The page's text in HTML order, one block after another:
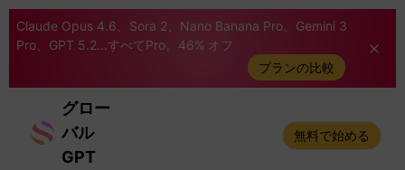
Claude Opus 4.6、Sora 2、Nano Banana Pro、Gemini 3
Pro、GPT 5.2...すべてPro。46% オフ
プランの比較
グロー
バル
GPT
無料で始める